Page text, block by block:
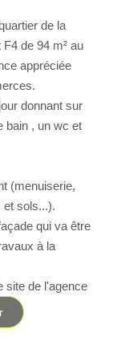
de la
de 94 m² au
appréciée
donnant sur
bain , un wc et
(menuiserie,
et sols...).
qui va être
à la
site de l'agence